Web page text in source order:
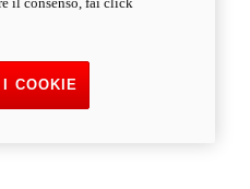
COOKIE